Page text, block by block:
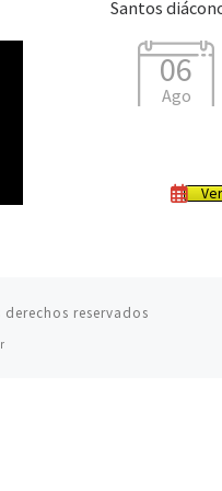
Santos
06
Ago
reservados